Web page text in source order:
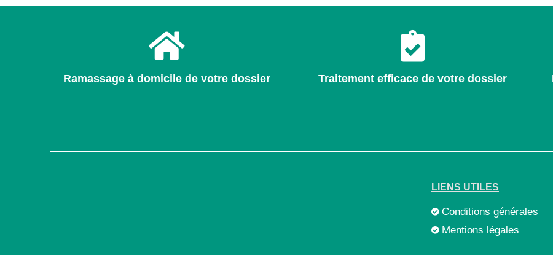
Ramassage à domicile de votre dossier Traitement efficace de votre dossier
LIENS UTILES
Conditions générales
Mentions légales